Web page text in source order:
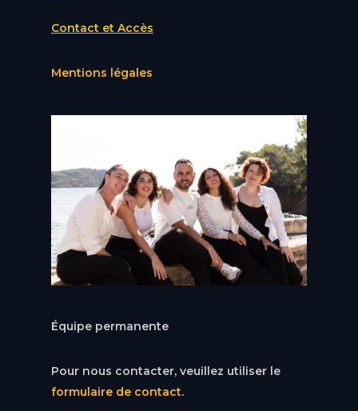
Contact et Accès
Mentions légales
Équipe permanente
Pour nous contacter, veuillez utiliser le
formulaire de contact.